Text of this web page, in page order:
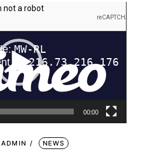
00:00
ADMIN NEWS